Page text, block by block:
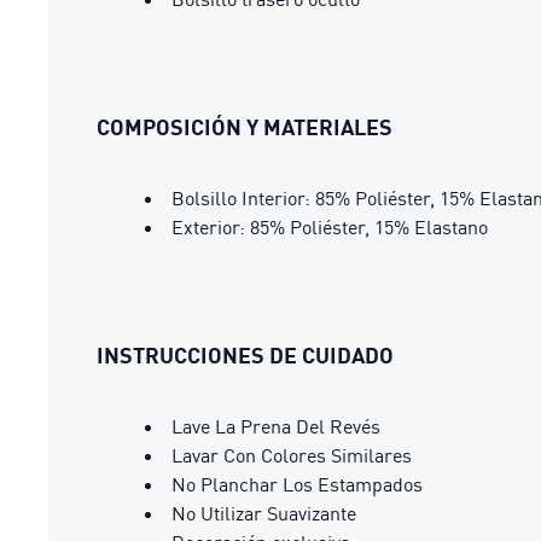
COMPOSICIÓN Y MATERIALES
Bolsillo Interior: 85% Poliéster, 15%
Exterior: 85% Poliéster, 15% Elastano
INSTRUCCIONES DE CUIDADO
Lave La Prena Del Revés
Lavar Con Colores Similares
No Planchar Los Estampados
No Utilizar Suavizante